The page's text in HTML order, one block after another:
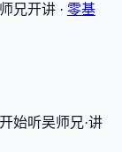
兄开讲 · 零基
始听吴师兄·讲